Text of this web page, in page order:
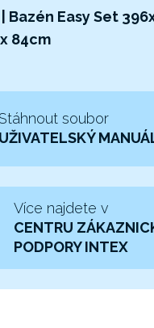
| Bazén Easy Set
84cm
Stáhnout soubor
UŽIVATELSKÝ
Více najdete v
CENTRU
PODPORY INTEX